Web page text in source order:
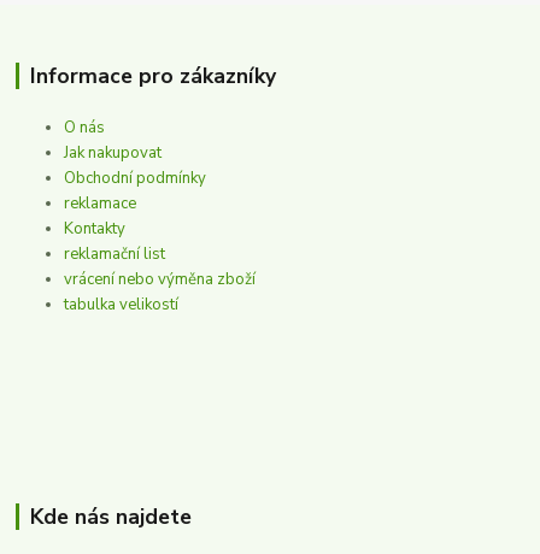
Informace pro zákazníky
O nás
Jak nakupovat
Obchodní podmínky
reklamace
Kontakty
reklamační list
vrácení nebo výměna zboží
tabulka velikostí
Kde nás najdete